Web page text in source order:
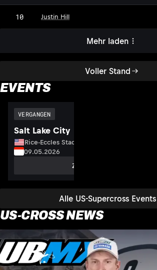
Voller Stand
10 Justin Hill
Mehr laden
EVENTS
Alle US-Supercross Events
VERGANGEN
Salt Lake City
Rice-Eccles Stadium, USA
09.05.2026
Zum Event
US-CROSS NEWS